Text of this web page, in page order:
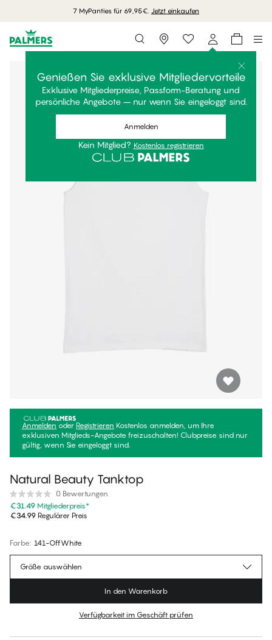
7 MyPanties für 69,95€. Jetzt einkaufen
Storefinder
Genießen Sie exklusive Mitgliedervorteile
Exklusive Mitgliederpreise, Passform-Beratung und
persönliche Angebote – nur wenn Sie eingeloggt sind.
Anmelden
Kein Mitglied? Kostenlos registrieren
Anmelden oder Registrieren Kostenlos anmelden, um Ihre
exklusiven Mitglieds-Angebote freizuschalten! Clubpreise sind nur
gültig, wenn Sie eingeloggt sind.
Natural Beauty Tanktop
0 Bewertungen
€31.49 Mitgliederpreis*
€34.99 Regulärer Preis
Farbe: 141-OffWhite
Für diesen Artikel gibt es keine empfohlene Größe
Größe auswählen
In den Warenkorb
Verfügbarkeit im Geschäft prüfen